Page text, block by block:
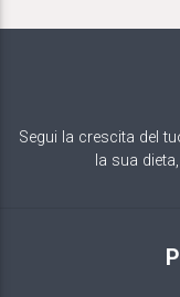
Segui la crescita del
la sua